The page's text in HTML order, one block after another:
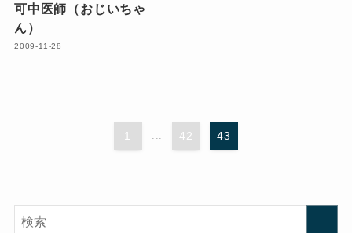
可中医師（おじいちゃ
ん）
2009-11-28
1 42 43